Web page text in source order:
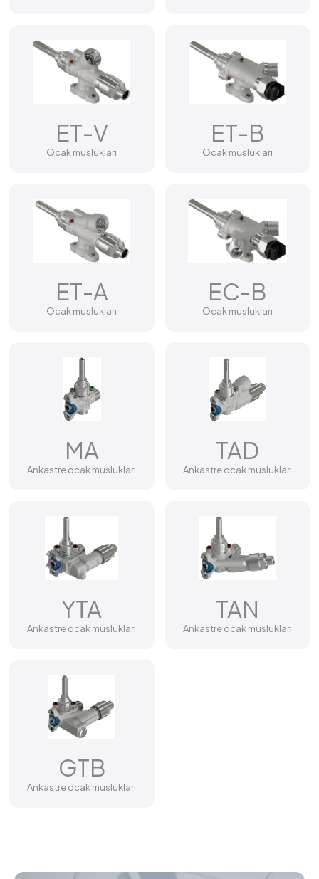
ET-V
Ocak muslukları
ET-B
Ocak muslukları
ET-A
Ocak muslukları
EC-B
Ocak muslukları
MA
Ankastre ocak muslukları
TAD
Ankastre ocak muslukları
YTA
Ankastre ocak muslukları
TAN
Ankastre ocak muslukları
GTB
Ankastre ocak muslukları